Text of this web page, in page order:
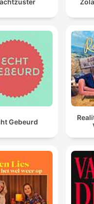
00:14:09 · Ce
l'anarchiste Pinelli lors
Certains
secrets italiens et
00:25:57 · Ce
une suspicion de
le passage à la
été possible quand
avec l'État.
00:40:31 · Le juge
la complicité de l'État
terrorisme.
Gebeurd